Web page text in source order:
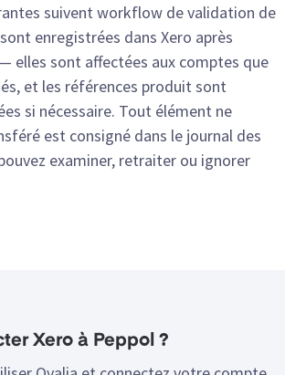
suivent workflow de validation de
enregistrées dans Xero après
elles sont affectées aux comptes que
et les références produit sont
si nécessaire. Tout élément ne
est consigné dans le journal des
examiner, retraiter ou ignorer
Xero à Peppol ?